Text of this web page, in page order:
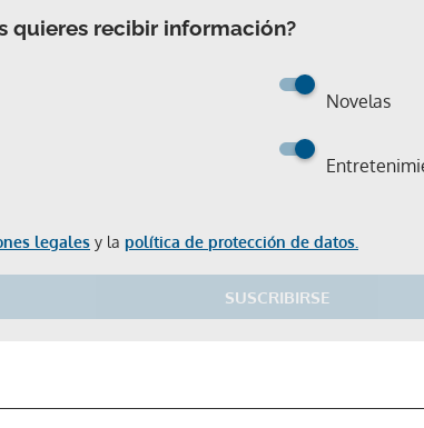
quieres recibir información?
Novelas
legales y la política de protección de datos.
SUSCRIBIRSE
Gracias por suscribirte a nuestro